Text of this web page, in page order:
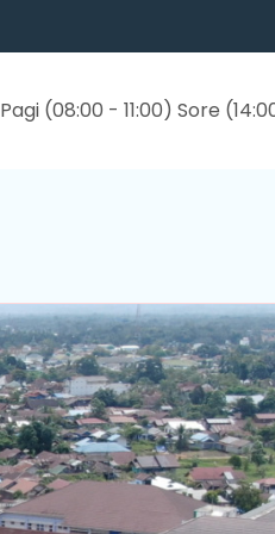
Pagi (08:00 - 11:00) Sore